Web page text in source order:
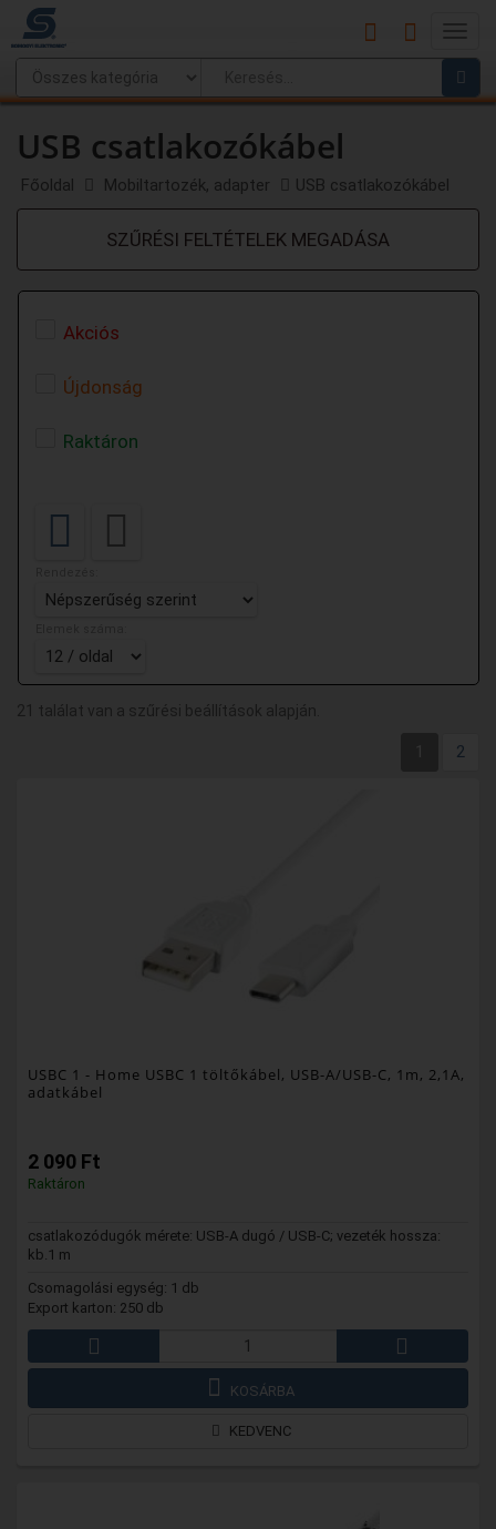
Main
Menu
USB csatlakozókábel
Főoldal Mobiltartozék, adapter USB csatlakozókábel
SZŰRÉSI FELTÉTELEK MEGADÁSA
Akciós
Újdonság
Raktáron
21 találat van a szűrési beállítások alapján.
2
USBC 1 - Home USBC 1 töltőkábel, USB-A/USB-C, 1m, 2,1A,
adatkábel
2 090 Ft
Raktáron
csatlakozódugók mérete: USB-A dugó / USB-C; vezeték hossza:
kb.1 m
Csomagolási egység: 1 db
Export karton: 250 db
KOSÁRBA
KEDVENC